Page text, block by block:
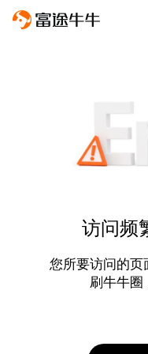
访问频
您所要访问的页
刷牛牛圈